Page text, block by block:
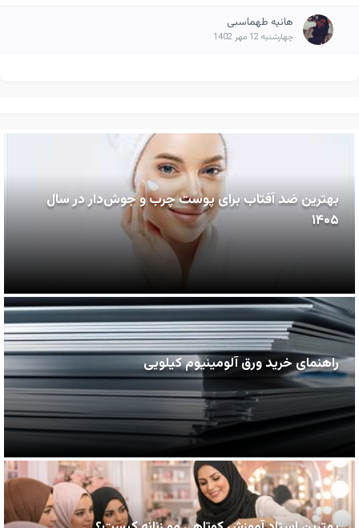
هانیه طهماسبی
چهارشنبه 12 مهر 1402
بهترین ضد آفتاب برای پوست چرب و جوش‌دار در سال
۱۴۰۵
راهنمای خرید ورق آلومینیوم کیلویی